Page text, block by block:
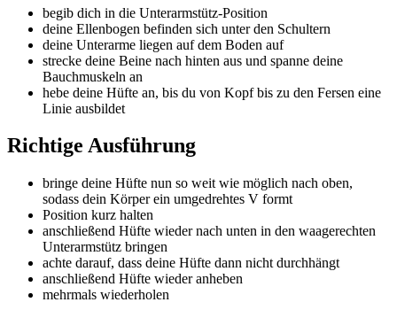
begib dich in die Unterarmstütz-Position
deine Ellenbogen befinden sich unter den Schultern
deine Unterarme liegen auf dem Boden auf
strecke deine Beine nach hinten aus und spanne deine
Bauchmuskeln an
hebe deine Hüfte an, bis du von Kopf bis zu den Fersen eine
Linie ausbildet
Richtige Ausführung
bringe deine Hüfte nun so weit wie möglich nach oben,
sodass dein Körper ein umgedrehtes V formt
Position kurz halten
anschließend Hüfte wieder nach unten in den waagerechten
Unterarmstütz bringen
achte darauf, dass deine Hüfte dann nicht durchhängt
anschließend Hüfte wieder anheben
mehrmals wiederholen